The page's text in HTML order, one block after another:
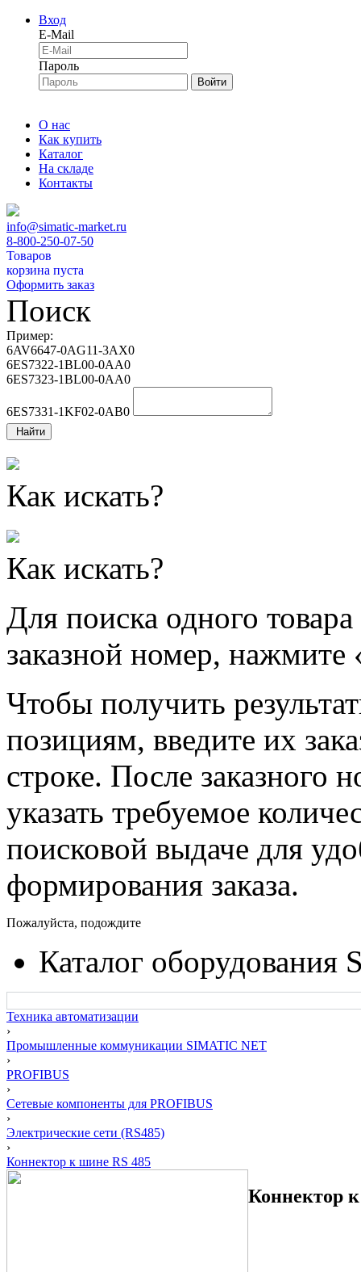
Вход
E-Mail
Пароль
Войти
О нас
Как купить
Каталог
На складе
Контакты
info@simatic-market.ru
8-800-250-07-50
Товаров
корзина пуста
Оформить заказ
Поиск
Пример:
6AV6647-0AG11-3AX0
6ES7322-1BL00-0AA0
6ES7323-1BL00-0AA0
6ES7331-1KF02-0AB0
Найти
Как искать?
Как искать?
Для поиска одного
заказной номер, нажмите
Чтобы получить
позициям, введите их
строке. После заказного
указать требуемое
поисковой выдаче для
формирования заказа.
Пожалуйста, подождите
Каталог оборудования
Техника автоматизации
›
Промышленные коммуникации SIMATIC NET
›
PROFIBUS
›
Сетевые компоненты для PROFIBUS
›
Электрические сети (RS485)
›
Коннектор к шине RS 485
Коннектор